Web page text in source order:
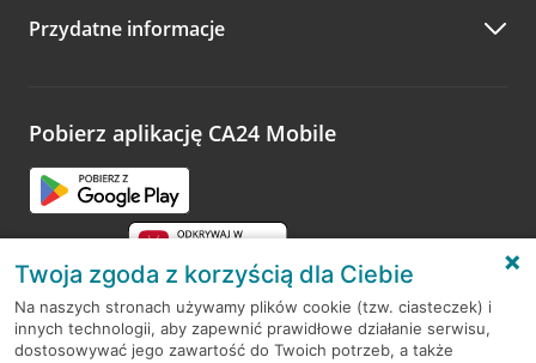
Przydatne informacje
Pobierz aplikację CA24 Mobile
RODO
Twoja zgoda z korzyścią dla Ciebie
Na naszych stronach używamy plików cookie (tzw. ciasteczek) i
innych technologii, aby zapewnić prawidłowe działanie serwisu,
dostosowywać jego zawartość do Twoich potrzeb, a także